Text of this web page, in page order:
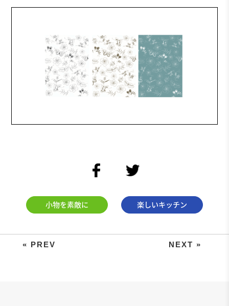
facebook
小物を素敵に 楽しいキッチン
集金やお年玉に。折るだけ簡単ポ